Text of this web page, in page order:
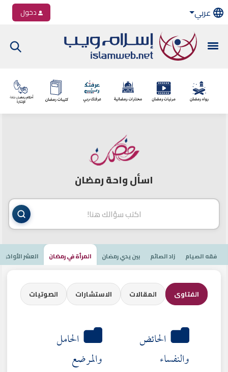
عربي دخول
اسأل واحة رمضان
فقه الصيام زاد الصائم بين يدي رمضان المرأة في رمضان العشر الأواخر
الفتاوى المقالات الاستشارات الصوتيات
الحائض
والنفساء
الحامل
والمرضع